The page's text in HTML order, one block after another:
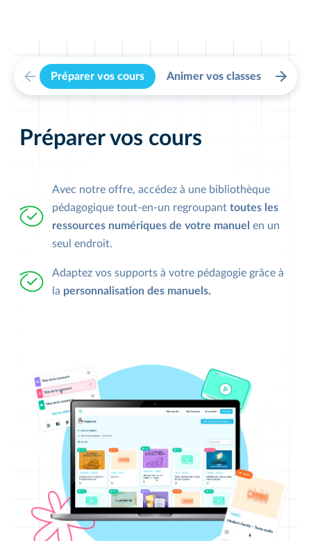
Préparer vos cours Animer vos classes
Préparer vos cours
Avec notre offre, accédez à une bibliothèque
pédagogique tout-en-un regroupant toutes les
ressources numériques de votre manuel en un
seul endroit.
Adaptez vos supports à votre pédagogie grâce à
la personnalisation des manuels.